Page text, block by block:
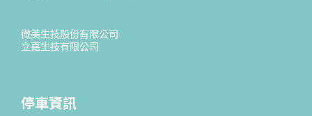
微美生技股份有限公司
立嘉生技有限公司
停車資訊